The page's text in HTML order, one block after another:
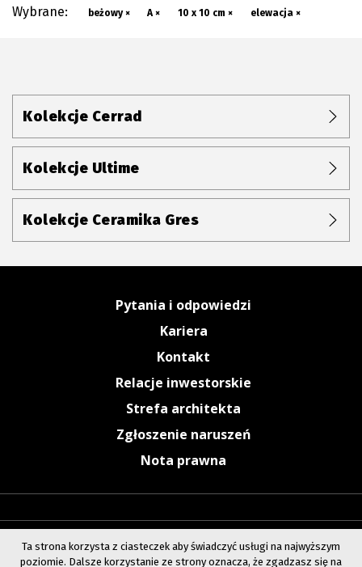
Wybrane: beżowy × A × 10 x 10 cm × elewacja ×
Kolekcje Cerrad
Kolekcje Ultime
Kolekcje Ceramika Gres
Pytania i odpowiedzi
Kariera
Kontakt
Relacje inwestorskie
Strefa architekta
Zgłoszenie naruszeń
Nota prawna
Ta strona korzysta z ciasteczek aby świadczyć usługi na najwyższym
poziomie. Dalsze korzystanie ze strony oznacza, że zgadzasz się na